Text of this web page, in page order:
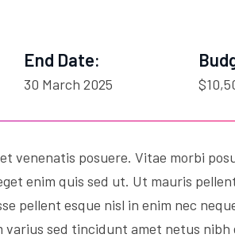
End Date:
30 March 2025
venenatis posuere. Vitae morbi
enim quis sed ut. Ut mauris
pellent esque nisl in enim nec
sed tincidunt amet netus nibh